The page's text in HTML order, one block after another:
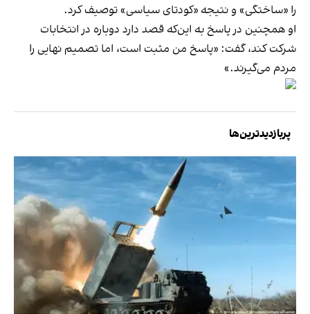
را «ساختگی» و نتیجه «کودتای سیاسی» توصیف کرد.
او همچنین در پاسخ به این‌که قصد دارد دوباره در انتخابات
شرکت کند، گفت: «پاسخ من مثبت است، اما تصمیم نهایی را
مردم می‌گیرند.»
پربازدیدترین‌ها